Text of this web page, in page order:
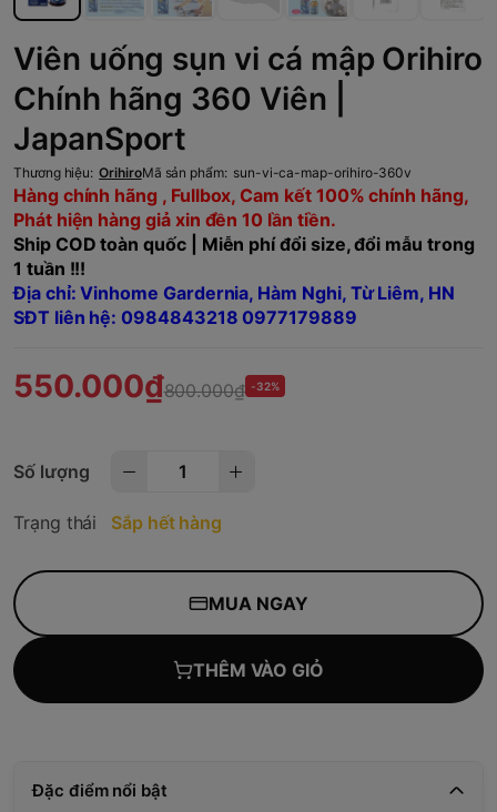
Viên uống sụn vi cá mập Orihiro
Chính hãng 360 Viên |
JapanSport
Thương hiệu: OrihiroMã sản phẩm: sun-vi-ca-map-orihiro-360v
Hàng chính hãng , Fullbox, Cam kết 100% chính hãng,
Phát hiện hàng giả xin đền 10 lần tiền.
Ship COD toàn quốc | Miễn phí đổi size, đổi mẫu trong
1 tuần !!!
Địa chỉ: Vinhome Gardernia, Hàm Nghi, Từ Liêm, HN
SĐT liên hệ: 0984843218 0977179889
550.000₫800.000₫ -32%
Số lượng
Trạng thái Sắp hết hàng
MUA NGAY
THÊM VÀO GIỎ
Đặc điểm nổi bật